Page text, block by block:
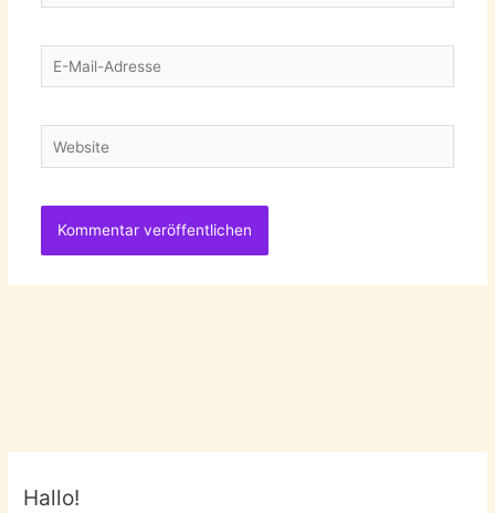
E-
Mail-
Website
Hallo!